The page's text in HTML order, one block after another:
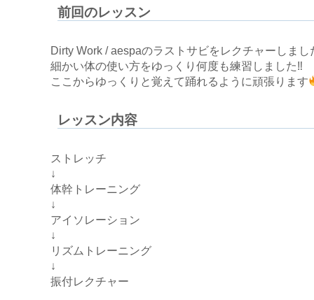
前回のレッスン
Dirty Work / aespaのラストサビをレクチャーしまし
細かい体の使い方をゆっくり何度も練習しました‼
ここからゆっくりと覚えて踊れるように頑張ります
レッスン内容
ストレッチ
↓
体幹トレーニング
↓
アイソレーション
↓
リズムトレーニング
↓
振付レクチャー